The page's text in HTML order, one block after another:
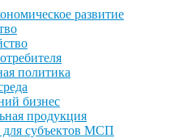
развитие
политика
бизнес
продукция
для субъектов МСП